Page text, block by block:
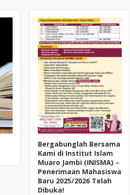
Bergabunglah Bersama
Kami di Institut Islam
Muaro Jambi (INISMA) –
Penerimaan Mahasiswa
Baru 2025/2026 Telah
Dibuka!